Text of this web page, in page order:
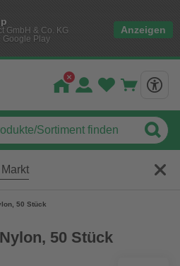
GmbH & Co. KG
Google Play
Anzeigen
50 Stück
50 Stück